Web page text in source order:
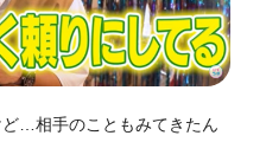
ど…相手のこともみてきたん